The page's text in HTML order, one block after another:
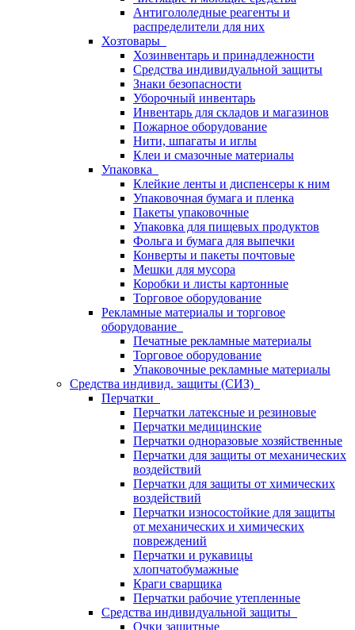
Антигололедные реагенты и
распределители для них
Хозтовары
Хозинвентарь и принадлежности
Средства индивидуальной защиты
Знаки безопасности
Уборочный инвентарь
Инвентарь для складов и магазинов
Пожарное оборудование
Нити, шпагаты и иглы
Клеи и смазочные материалы
Упаковка
Клейкие ленты и диспенсеры к ним
Упаковочная бумага и пленка
Пакеты упаковочные
Упаковка для пищевых продуктов
Фольга и бумага для выпечки
Конверты и пакеты почтовые
Мешки для мусора
Коробки и листы картонные
Торговое оборудование
Рекламные материалы и торговое
оборудование
Печатные рекламные материалы
Торговое оборудование
Упаковочные рекламные материалы
Средства индивид. защиты (СИЗ)
Перчатки
Перчатки латексные и резиновые
Перчатки медицинские
Перчатки одноразовые хозяйственные
Перчатки для защиты от механических
воздействий
Перчатки для защиты от химических
воздействий
Перчатки износостойкие для защиты
от механических и химических
повреждений
Перчатки и рукавицы
хлопчатобумажные
Краги сварщика
Перчатки рабочие утепленные
Средства индивидуальной защиты
Очки защитные